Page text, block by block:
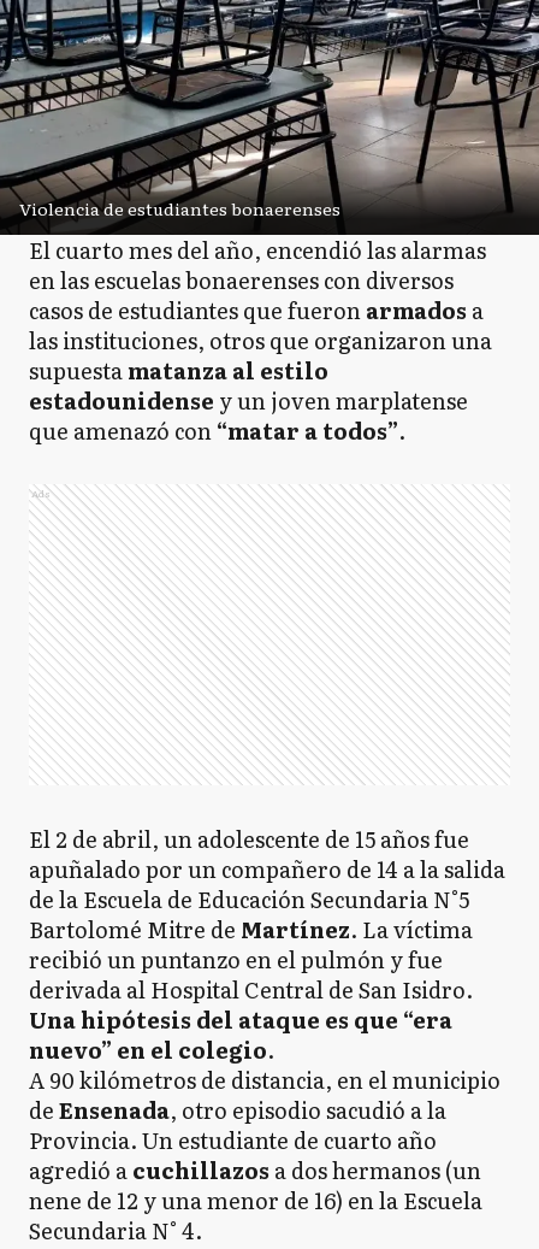
Violencia de estudiantes bonaerenses
El cuarto mes del año, encendió las alarmas
en las escuelas bonaerenses con diversos
casos de estudiantes que fueronarmados a
las instituciones, otros que organizaron una
supuestamatanza al estilo
estadounidense y un joven marplatense
que amenazó con“matar a todos”.
Ads
El 2 de abril, un adolescente de 15 años fue
apuñalado por un compañero de 14 a la salida
de la Escuela de Educación Secundaria N°5
Bartolomé Mitre de Martínez. La víctima
recibió un puntanzo en el pulmón y fue
derivada al Hospital Central de San Isidro.
Una hipótesis del ataque es que “era
nuevo” en el colegio.
A 90 kilómetros de distancia, en el municipio
deEnsenada, otro episodio sacudió a la
Provincia. Un estudiante de cuarto año
agredió acuchillazos a dos hermanos (un
nene de 12 y una menor de 16) en la Escuela
Secundaria N° 4.